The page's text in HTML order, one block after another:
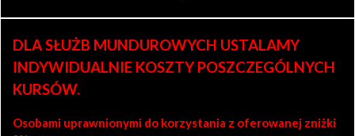
DLA SŁUŻB MUNDUROWYCH USTALAMY
INDYWIDUALNIE KOSZTY POSZCZEGÓLNYCH
KURSÓW.
Osobami uprawnionymi do korzystania z oferowanej zniżki